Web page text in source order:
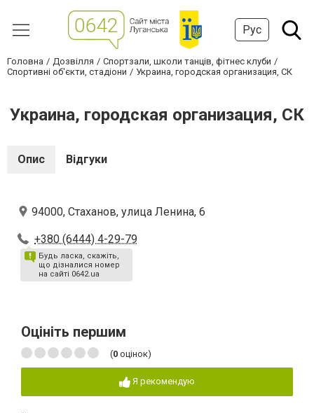
Рус
Головна Дозвілля
Спортзали, школи танців, фітнес клуби
Спортивні об'єкти, стадіони
Украина, городская организация, СК
Украина, городская организация, СК
Опис Відгуки
94000, Стаханов, улица Ленина, 6
+380 (6444) 4-29-79
Будь ласка, скажіть,
що дізналися номер
на сайті 0642.ua
Оцініть першим
(0 оцінок)
Я рекомендую